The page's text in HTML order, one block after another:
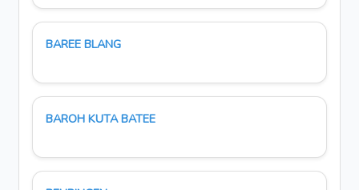
BAREE BLANG
BAROH KUTA BATEE